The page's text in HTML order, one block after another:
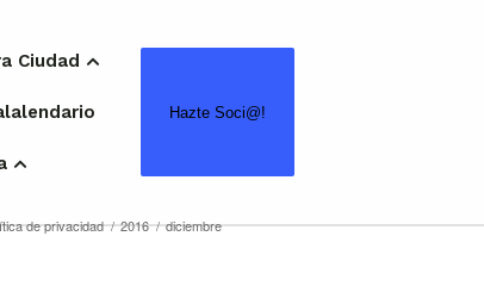
Ciudad
Hazte Soci@!
de privacidad / 2016 / diciembre